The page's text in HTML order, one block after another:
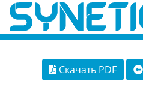
Скачать PDF